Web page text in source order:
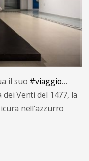
il suo #viaggio…
dei Venti del 1477, la
nell’azzurro